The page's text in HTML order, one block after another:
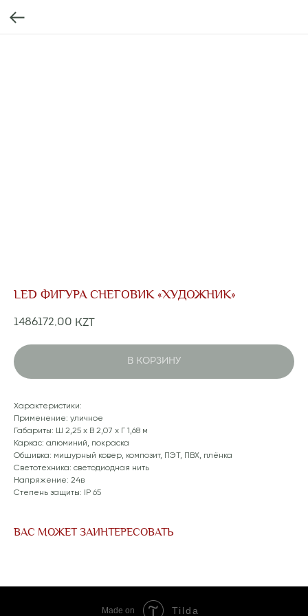
LED ФИГУРА СНЕГОВИК «ХУДОЖНИК»
1486172,00 KZT
В КОРЗИНУ
Характеристики:
Применение: уличное
Габариты: Ш 2,25 x В 2,07 x Г 1,68 м
Каркас: алюминий, покраска
Обшивка: мишурный ковер, композит, ПЭТ, ПВХ, плёнка
Светотехника: светодиодная нить
Напряжение: 24в
Степень защиты: IP 65
ВАС МОЖЕТ ЗАИНТЕРЕСОВАТЬ
Made on Tilda